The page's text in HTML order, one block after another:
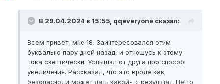
В 29.04.2024 в 15:55, qqeveryone сказал:
Всем привет, мне 18. Заинтересовался этим
буквально пару дней назад, и отношусь к этому
пока скептически. Услышал от друга про способ
увеличения. Рассказал, что это вроде как
безопасно, и может дать какой-то результат. Не то